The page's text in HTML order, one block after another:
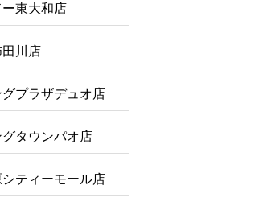
東大和店
川店
プラザデュオ店
タウンパオ店
ティーモール店